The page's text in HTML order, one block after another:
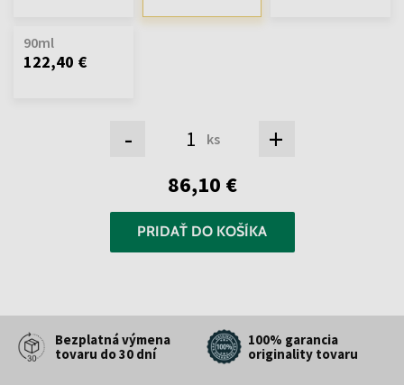
- ks +
90ml
122,40 €
86,10 €
PRIDAŤ DO KOŠÍKA
Bezplatná výmena
tovaru do 30 dní
100% garancia
originality tovaru